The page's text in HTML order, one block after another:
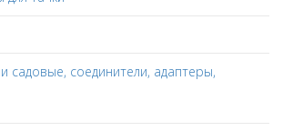
садовые, соединители, адаптеры,